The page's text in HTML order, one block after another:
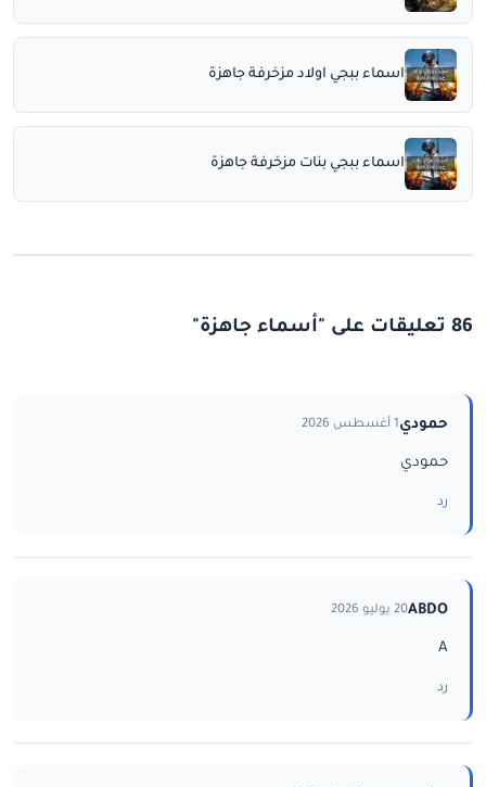
اسماء ببجي اولاد مزخرفة جاهزة
اسماء ببجي بنات مزخرفة جاهزة
86 تعليقات على "أسماء جاهزة"
حمودي1 أغسطس 2026
حمودي
رد
ABDO20 يوليو 2026
A
رد